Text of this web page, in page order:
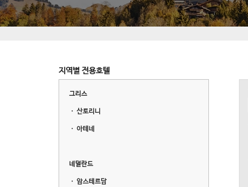
지역별 전용호텔
그리스
ㆍ 산토리니
ㆍ 아테네
네덜란드
ㆍ 암스테르담